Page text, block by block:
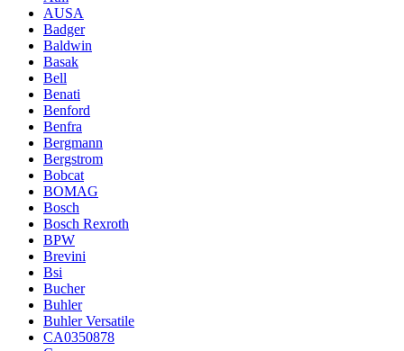
AUSA
Badger
Baldwin
Basak
Bell
Benati
Benford
Benfra
Bergmann
Bergstrom
Bobcat
BOMAG
Bosch
Bosch Rexroth
BPW
Brevini
Bsi
Bucher
Buhler
Buhler Versatile
CA0350878